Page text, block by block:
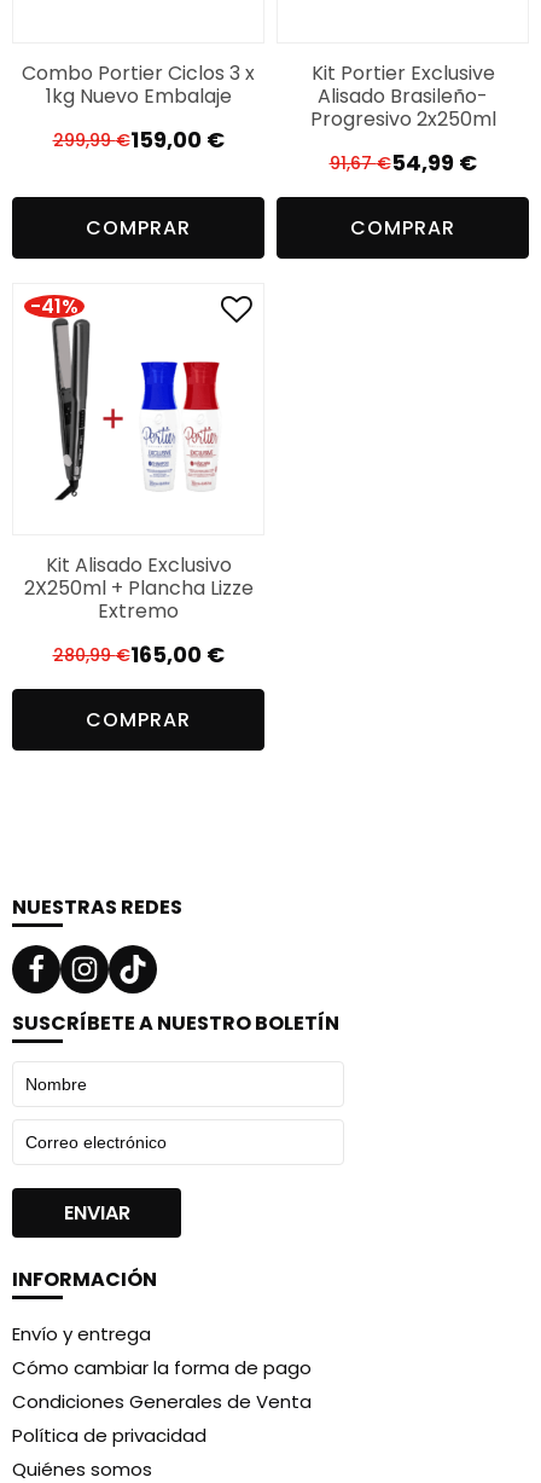
Combo Portier Ciclos 3 x
1kg Nuevo Embalaje
299,99€ El
era:
159,00 €
El
es:
COMPRAR
Kit Portier Exclusive
Alisado Brasileño-
Progresivo 2x250ml
91,67€ El
precio
original
era:
54,99 €
El
precio
actual
es:
COMPRAR
-41%
Kit Alisado Exclusivo
2X250ml + Plancha Lizze
Extremo
280,99€ El
precio
original
era:
165,00 €
El
precio
actual
es:
COMPRAR
NUESTRAS REDES
SUSCRÍBETE A NUESTRO BOLETÍN
INFORMACIÓN
Envío y entrega
Cómo cambiar la forma de pago
Condiciones Generales de Venta
Política de privacidad
Quiénes somos